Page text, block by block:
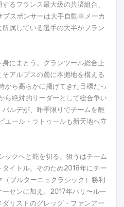
るフランス最大級の共済組合、
ブスポンサーは大手自動車メーカ
属している選手の大半がフラン
にまとう。グランツール総合上
アルプスの麓に本拠地を構える
から高らかに掲げてきた目標だっ
ら絶対的リーダーとして総合争い
ルデが、昨季限りでチームを離
エール・ラトゥールも新天地へ立
ックへと舵を切る。狙うはチーム
イトル。そのため2018年にチー
ブルターニュクラシック）勝利
センに加え、2017年パリ〜ルー
リストのグレッグ・ファンアー